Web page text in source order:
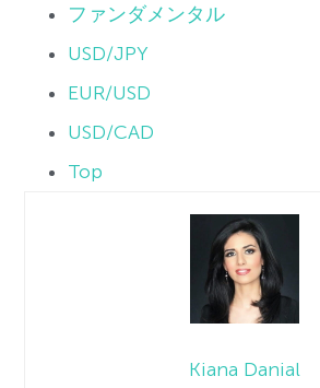
ファンダメンタル
USD/JPY
EUR/USD
USD/CAD
Top
Kiana Danial